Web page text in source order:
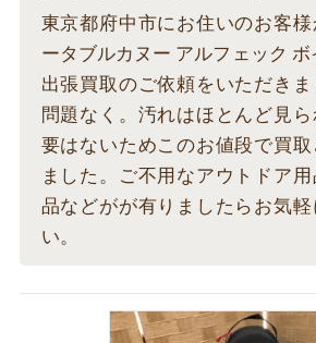
東京都府中市にお住いのお客
ータブルカヌー アルフェック
出張買取のご依頼をいただき
問題なく。汚れはほとんど見
要はないためこのお値段で買取
ました。ご不用なアウトドア
品などがが有りましたらお気軽
い。